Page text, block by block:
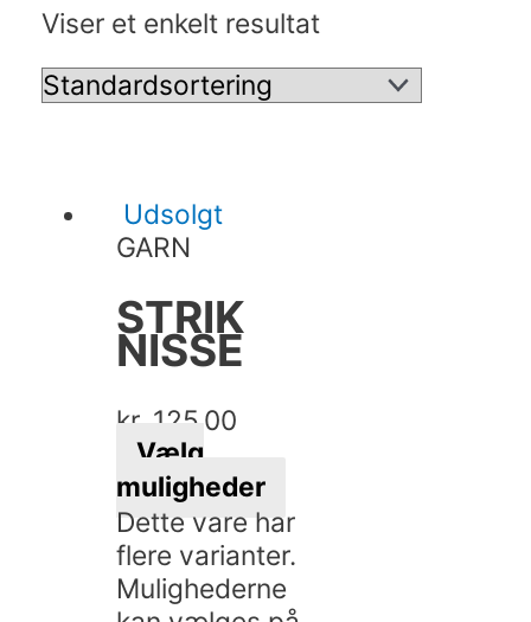
Viser et enkelt resultat
Udsolgt
GARN
STRIK
NISSE
kr. 125,00
Vælg
muligheder
Dette vare har
flere varianter.
Mulighederne